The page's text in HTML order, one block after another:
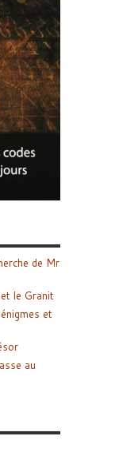
de Mr
le Granit
et
au